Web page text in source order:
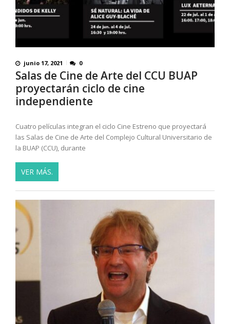
junio 17, 2021 0
Salas de Cine de Arte del CCU BUAP
proyectarán ciclo de cine
independiente
Cuatro películas integran el ciclo Cine Estreno que proyectará
las Salas de Cine de Arte del Complejo Cultural Universitario de
la BUAP (CCU), durante
VER MÁS.